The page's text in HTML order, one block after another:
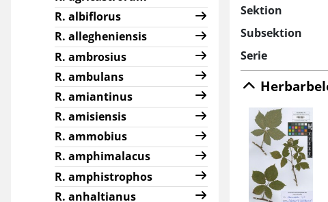
R. albiflorus
R. allegheniensis
R. ambrosius
R. ambulans
R. amiantinus
R. amisiensis
R. ammobius
R. amphimalacus
R. amphistrophos
R. anhaltianus
Sektion
Subsektion
Serie